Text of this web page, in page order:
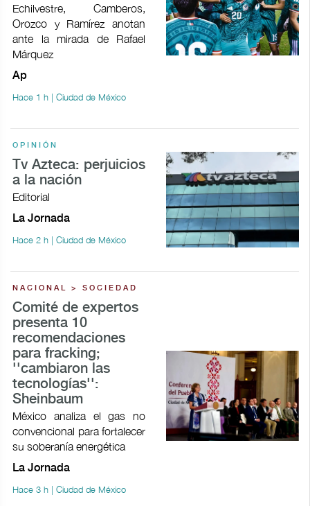
Echilvestre, Camberos,
Orozco y Ramírez anotan
ante la mirada de Rafael
Márquez
Ap
Hace 1 h | Ciudad de México
OPINIÓN
Tv Azteca: perjuicios
a la nación
Editorial
La Jornada
Hace 2 h | Ciudad de México
NACIONAL > SOCIEDAD
Comité de expertos
presenta 10
recomendaciones
para fracking;
''cambiaron las
tecnologías'':
Sheinbaum
México analiza el gas no
convencional para fortalecer
su soberanía energética
La Jornada
Hace 3 h | Ciudad de México